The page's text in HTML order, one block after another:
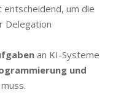
entscheidend, um die
Delegation
an KI-Systeme
und